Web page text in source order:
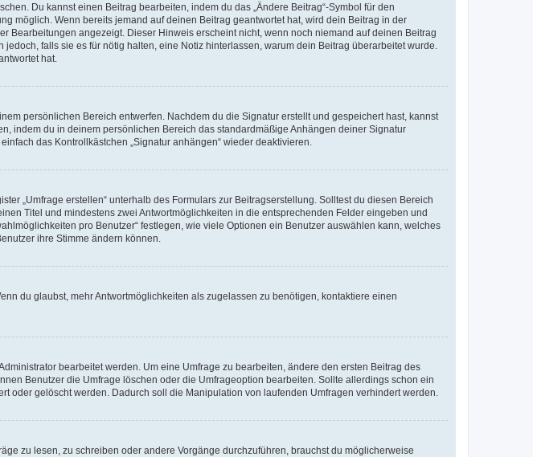
Du kannst einen Beitrag bearbeiten, indem du das „Ändere Beitrag“-Symbol für den
möglich. Wenn bereits jemand auf deinen Beitrag geantwortet hat, wird dein Beitrag in der
Bearbeitungen angezeigt. Dieser Hinweis erscheint nicht, wenn noch niemand auf deinen Beitrag
falls sie es für nötig halten, eine Notiz hinterlassen, warum dein Beitrag überarbeitet wurde.
hat.
persönlichen Bereich entwerfen. Nachdem du die Signatur erstellt und gespeichert hast, kannst
indem du in deinem persönlichen Bereich das standardmäßige Anhängen deiner Signatur
das Kontrollkästchen „Signatur anhängen“ wieder deaktivieren.
„Umfrage erstellen“ unterhalb des Formulars zur Beitragserstellung. Solltest du diesen Bereich
Titel und mindestens zwei Antwortmöglichkeiten in die entsprechenden Felder eingeben und
pro Benutzer“ festlegen, wie viele Optionen ein Benutzer auswählen kann, welches
ihre Stimme ändern können.
du glaubst, mehr Antwortmöglichkeiten als zugelassen zu benötigen, kontaktiere einen
bearbeitet werden. Um eine Umfrage zu bearbeiten, ändere den ersten Beitrag des
Benutzer die Umfrage löschen oder die Umfrageoption bearbeiten. Sollte allerdings schon ein
oder gelöscht werden. Dadurch soll die Manipulation von laufenden Umfragen verhindert werden.
zu lesen, zu schreiben oder andere Vorgänge durchzuführen, brauchst du möglicherweise